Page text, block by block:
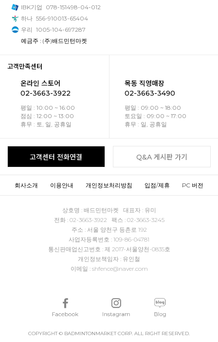
IBK기업
078-151498-04-012
하나 556-910013-65404
우리 1005-104-697287
예금주 : (주)배드민턴마켓
고객만족센터
온라인 스토어
02-3663-3922
평일 : 10:00 ~ 16:00
점심 : 12:00 ~ 13:00
휴무 : 토, 일, 공휴일
목동 직영매장
02-3663-3490
평일 : 09:00 ~ 18:00
토요일 : 09:00 ~ 17:00
휴무 : 일, 공휴일
고객센터 전화연결 Q&A 게시판 가기
회사소개 이용안내 개인정보처리방침 입점/제휴 PC 버전
상호명 : 배드민턴마켓 대표자 : 유미
전화 : 02-3663-3922 팩스 : 02-3663-3245
주소 : 서울 양천구 등촌로 192
사업자등록번호 : 109-86-04781
통신판매업신고번호 : 제 2017-서울양천-0835호
개인정보책임자 : 유인철
이메일 : shfence@naver.com
COPYRIGHT © BADMINTONMARKET CORP. ALL RIGHT RESERVED.